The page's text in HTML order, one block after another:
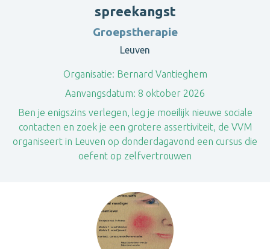
spreekangst
Groepstherapie
Leuven
Organisatie: Bernard Vantieghem
Aanvangsdatum: 8 oktober 2026
Ben je enigszins verlegen, leg je moeilijk nieuwe sociale
contacten en zoek je een grotere assertiviteit, de VVM
organiseert in Leuven op donderdagavond een cursus die
oefent op zelfvertrouwen